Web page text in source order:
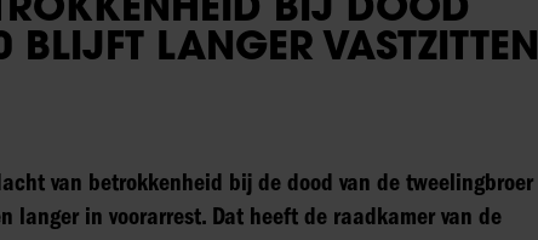
BLIJFT LANGER VASTZITTEN
van betrokkenheid bij de dood van de tweelingbroer
langer in voorarrest. Dat heeft de raadkamer van de